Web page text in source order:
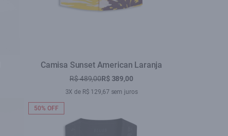
Camisa Sunset American Laranja
R$ 489,00R$ 389,00
3X de R$ 129,67 sem juros
50% OFF